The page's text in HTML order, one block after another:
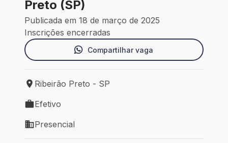
Preto (SP)
Publicada em 18 de março de 2025
Inscrições encerradas
Compartilhar vaga
Local de trabalho: Ribeirão Preto - SP
Ribeirão Preto - SP
Tipo de vaga: Efetivo
Efetivo
Modelo de trabalho: Presencial
Presencial